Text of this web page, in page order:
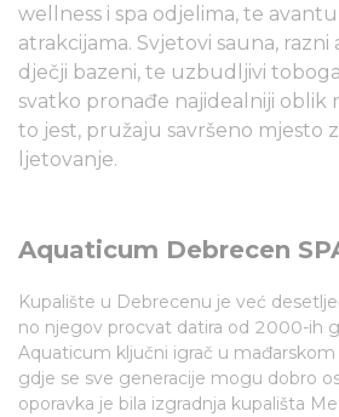
wellness i spa odjelima, te
atrakcijama. Svjetovi sauna, razni
dječji bazeni, te uzbudljivi
svatko pronađe najidealniji oblik
to jest, pružaju savršeno mjesto
ljetovanje.
Aquaticum Debrecen
Kupalište u Debrecenu je već
no njegov procvat datira od 2000-ih
Aquaticum ključni igrač u
gdje se sve generacije mogu dobro
oporavka je bila izgradnja kupališta